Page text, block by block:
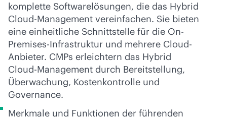
komplette Softwarelösungen, die das Hybrid
Cloud-Management vereinfachen. Sie bieten
eine einheitliche Schnittstelle für die On-
Premises-Infrastruktur und mehrere Cloud-
Anbieter. CMPs erleichtern das Hybrid
Cloud-Management durch Bereitstellung,
Überwachung, Kostenkontrolle und
Governance.
Merkmale und Funktionen der führenden